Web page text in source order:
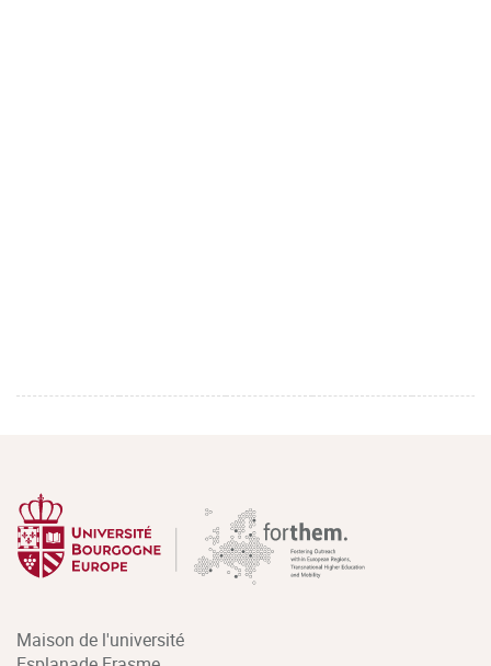
Maison de l'université